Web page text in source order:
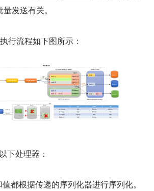
发送有关。
行流程如下图所示：
下处理器：
都根据传递的序列化器进行序列化。